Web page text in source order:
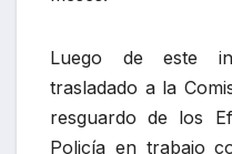
de
entradas
serenazgo de
Yanacancha detienen
pelea en discoteca